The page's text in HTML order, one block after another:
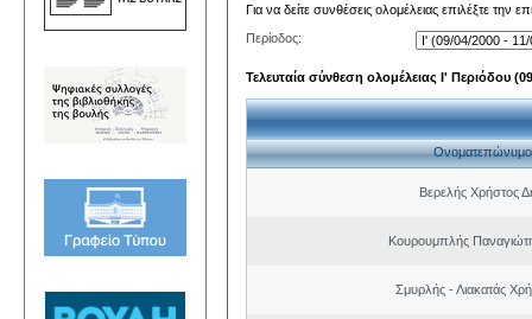
Για να δείτε συνθέσεις ολομέλειας επιλέξτε την
Περίοδος:
Τελευταία σύνθεση ολομέλειας Ι' Περιόδου
Ονοματεπώνυμο
Βερελής Χρήστος
Κουρουμπλής
Σμυρλής - Λιακατάς